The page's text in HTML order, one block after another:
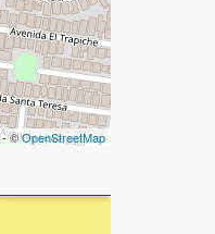
- ©OpenStreetMap